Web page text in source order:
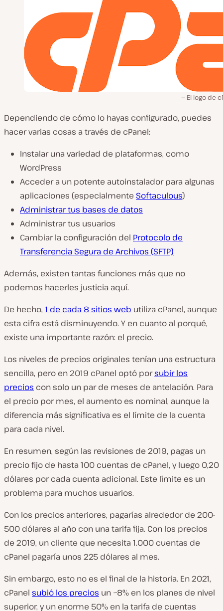
El logo de
Dependiendo de cómo lo hayas configurado, puedes
hacer varias cosas a través de cPanel:
Instalar una variedad de plataformas, como
WordPress
Acceder a un potente autoinstalador para algunas
aplicaciones (especialmente Softaculous)
Administrar tus bases de datos
Administrar tus usuarios
Cambiar la configuración del Protocolo de
Transferencia Segura de Archivos (SFTP)
Además, existen tantas funciones más que no
podemos hacerles justicia aquí.
De hecho, 1 de cada 8 sitios web utiliza cPanel, aunque
esta cifra está disminuyendo. Y en cuanto al porqué,
existe una importante razón: el precio.
Los niveles de precios originales tenían una estructura
sencilla, pero en 2019 cPanel optó porsubir los
precios con solo un par de meses de antelación. Para
el precio por mes, el aumento es nominal, aunque la
diferencia más significativa es el límite de la cuenta
para cada nivel.
En resumen, según las revisiones de 2019, pagas un
precio fijo de hasta 100 cuentas de cPanel, y luego 0,20
dólares por cada cuenta adicional. Este límite es un
problema para muchos usuarios.
Con los precios anteriores, pagarías alrededor de 200-
500 dólares al año con una tarifa fija. Con los precios
de 2019, un cliente que necesita 1.000 cuentas de
cPanel pagaría unos 225 dólares al mes.
Sin embargo, esto no es el final de la historia. En 2021,
cPanel subió los precios un ~8% en los planes de nivel
superior, y un enorme 50% en la tarifa de cuentas